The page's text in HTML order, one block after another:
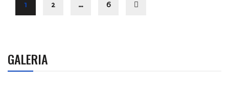
1 2 … 6
GALERIA